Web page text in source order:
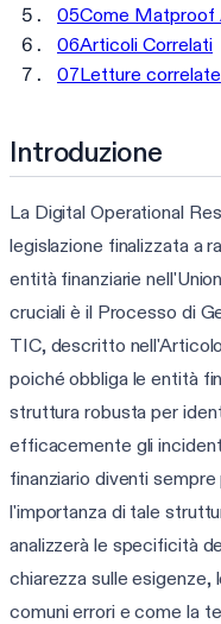
05Come Matproof
06Articoli Correlati
07Letture correlate
Introduzione
La Digital Operational
legislazione finalizzata a
entità finanziarie
cruciali è il Processo di
TIC, descritto
poiché obbliga le entità
struttura robusta per
efficacemente gli
finanziario diventi
l'importanza di tale
analizzerà le specificità
chiarezza sulle esigenze,
comuni errori e come la